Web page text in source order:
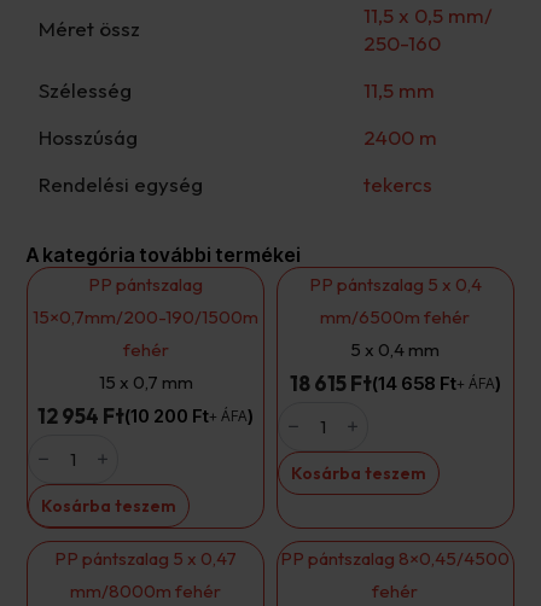
Méret össz
11,5 x 0,5 mm/
250-160
Szélesség
11,5 mm
Hosszúság
2400 m
Rendelési egység
tekercs
A kategória további termékei
PP pántszalag
15×0,7mm/200-190/1500m
fehér
15 x 0,7 mm
12 954 Ft 10 200 Ft+ ÁFA
pántszalag
190/1500m
fehér
mennyiség
Kosárba teszem
PP pántszalag 5 x 0,4
mm/6500m fehér
5 x 0,4 mm
18 615 Ft 14 658 Ft+ ÁFA
pántszalag
x
0,4
mm/6500m
fehér
mennyiség
Kosárba teszem
PP pántszalag 5 x 0,47
mm/8000m fehér
PP pántszalag 8×0,45/4500
fehér